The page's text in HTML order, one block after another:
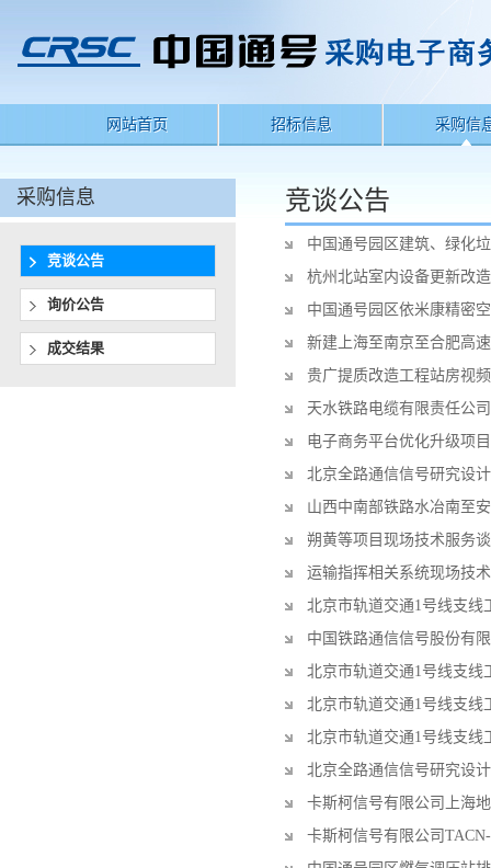
网站首页 招标信息 采购信
采购信息
竞谈公告
询价公告
成交结果
竞谈公告
中国通号园区建筑、绿化
杭州北站室内设备更新改
中国通号园区依米康精密
新建上海至南京至合肥高
贵广提质改造工程站房视
天水铁路电缆有限责任公
电子商务平台优化升级项
北京全路通信信号研究设
山西中南部铁路水冶南至
朔黄等项目现场技术服务
运输指挥相关系统现场技
北京市轨道交通1号线支
中国铁路通信信号股份有
北京市轨道交通1号线支
北京市轨道交通1号线支
北京市轨道交通1号线支
北京全路通信信号研究设
卡斯柯信号有限公司上海
卡斯柯信号有限公司